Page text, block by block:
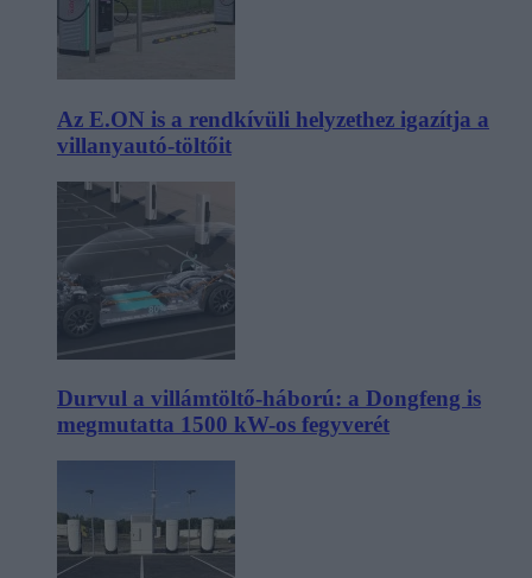
Az E.ON is a rendkívüli helyzethez igazítja a
villanyautó-töltőit
Durvul a villámtöltő-háború: a Dongfeng is
megmutatta 1500 kW-os fegyverét